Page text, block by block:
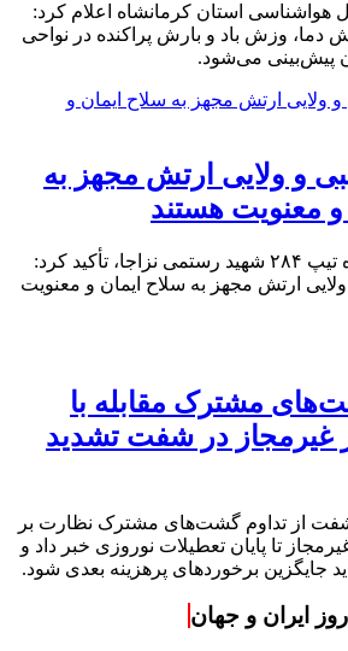
هواشناسی استان کرمانشاه اعلام کرد:
دما، وزش باد و بارش پراکنده در نواحی
پیش‌بینی می‌شود.
و ولایی ارتش مجهز به
و معنویت هستند
خرم‌آباد – فرمانده تیپ ۲۸۴ شهید رستمی نزاجا، تأکید کرد:
ارتش مجهز به سلاح ایمان و معنویت
مشترک مقابله با
در شفت تشدید
از تداوم گشت‌های مشترک نظارت بر
تا پایان تعطیلات نوروزی خبر داد و
جایگزین برخوردهای پرهزینه بعدی شود.
ایران و جهان